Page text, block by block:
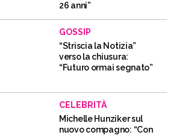
26 anni”
GOSSIP
“Striscia la Notizia”
verso la chiusura:
“Futuro ormai segnato”
CELEBRITÀ
Michelle Hunziker sul
nuovo compagno: “Con